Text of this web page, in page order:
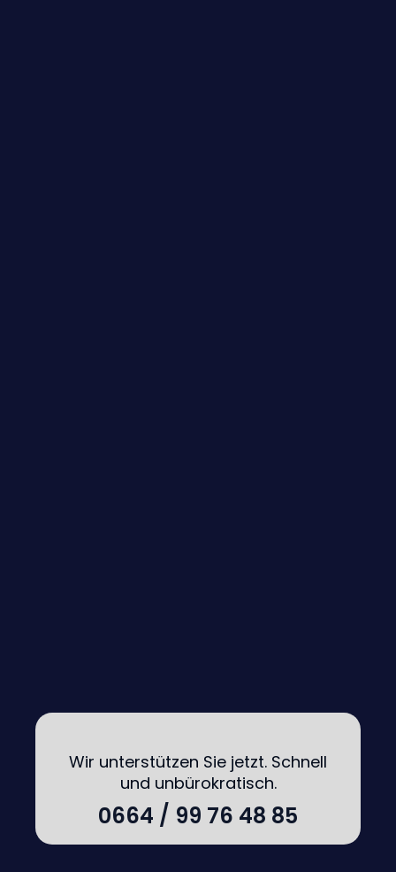
Wir unterstützen Sie jetzt. Schnell
und unbürokratisch.
0664 / 99 76 48 85